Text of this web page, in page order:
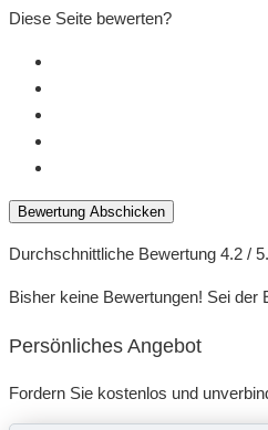
Diese Seite bewerten?
Bewertung Abschicken
Durchschnittliche Bewertung 4.2 /
Bisher keine Bewertungen! Sei der
Persönliches Angebot
Fordern Sie kostenlos und